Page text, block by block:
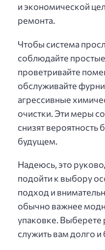
и экономической
ремонта.
Чтобы система
соблюдайте
проветривайте
обслуживайте
агрессивные
очистки. Эти меры
снизят вероятность
будущем.
Надеюсь, это
подойти к выбору
подход и
обычно важнее
упаковке. Выберете
служить вам долго